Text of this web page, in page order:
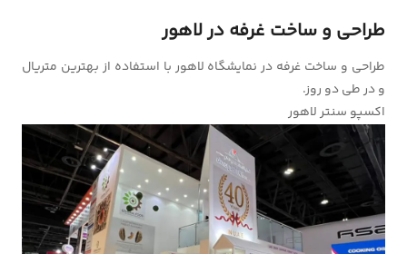
طراحی و ساخت غرفه در لاهور
طراحی و ساخت غرفه در نمایشگاه لاهور با استفاده از بهترین متریال
و در طی دو روز.
اکسپو سنتر لاهور